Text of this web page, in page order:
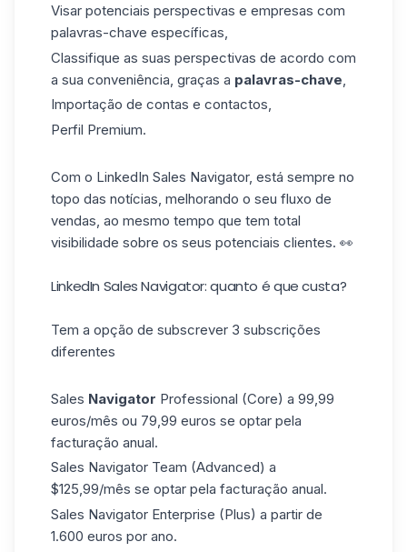
Visar potenciais perspectivas e empresas com
palavras-chave específicas,
Classifique as suas perspectivas de acordo com
a sua conveniência, graças a palavras-chave
Importação de contas e contactos,
Perfil Premium.
Com o LinkedIn Sales Navigator, está sempre no
topo das notícias, melhorando o seu fluxo de
vendas, ao mesmo tempo que tem total
visibilidade sobre os seus potenciais clientes. 👀
LinkedIn Sales Navigator: quanto é que custa?
Tem a opção de subscrever 3 subscrições
diferentes
Sales Navigator Professional (Core) a 99,99
euros/mês ou 79,99 euros se optar pela
facturação anual.
Sales Navigator Team (Advanced) a
$125,99/mês se optar pela facturação anual.
Sales Navigator Enterprise (Plus) a partir de
1.600 euros por ano.